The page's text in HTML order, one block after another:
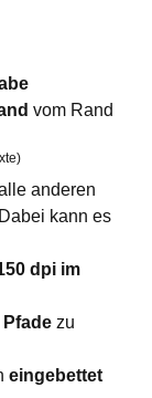
vom Rand
anderen
kann es
dpi im
Pfade zu
eingebettet